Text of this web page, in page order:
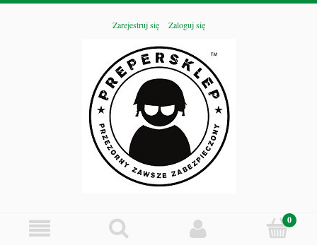
Zarejestruj się Zaloguj się